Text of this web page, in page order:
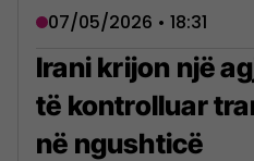
07/05/2026 • 18:31
Irani krijon një
të kontrolluar
në ngushticë